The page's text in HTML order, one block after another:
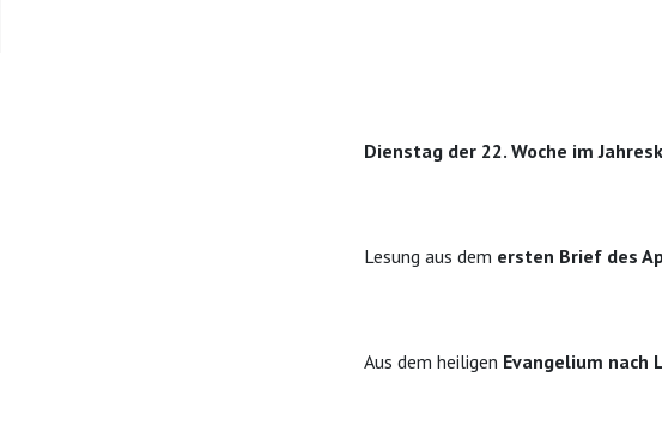
Dienstag der 22. Woche im
Lesung aus dem ersten Brief des
Aus dem heiligen Evangelium nach